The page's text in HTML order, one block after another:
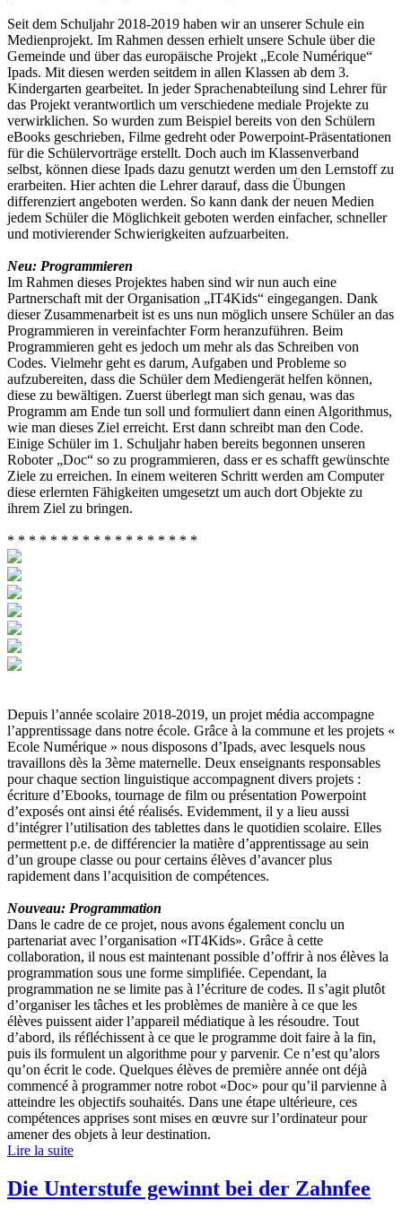
Seit dem Schuljahr 2018-2019 haben wir an unserer Schule ein
Medienprojekt. Im Rahmen dessen erhielt unsere Schule über die
Gemeinde und über das europäische Projekt „Ecole Numérique“
Ipads. Mit diesen werden seitdem in allen Klassen ab dem 3.
Kindergarten gearbeitet. In jeder Sprachenabteilung sind Lehrer für
das Projekt verantwortlich um verschiedene mediale Projekte zu
verwirklichen. So wurden zum Beispiel bereits von den Schülern
eBooks geschrieben, Filme gedreht oder Powerpoint-Präsentationen
für die Schülervorträge erstellt. Doch auch im Klassenverband
selbst, können diese Ipads dazu genutzt werden um den Lernstoff zu
erarbeiten. Hier achten die Lehrer darauf, dass die Übungen
differenziert angeboten werden. So kann dank der neuen Medien
jedem Schüler die Möglichkeit geboten werden einfacher, schneller
und motivierender Schwierigkeiten aufzuarbeiten.
Neu: Programmieren
Im Rahmen dieses Projektes haben sind wir nun auch eine
Partnerschaft mit der Organisation „IT4Kids“ eingegangen. Dank
dieser Zusammenarbeit ist es uns nun möglich unsere Schüler an das
Programmieren in vereinfachter Form heranzuführen. Beim
Programmieren geht es jedoch um mehr als das Schreiben von
Codes. Vielmehr geht es darum, Aufgaben und Probleme so
aufzubereiten, dass die Schüler dem Mediengerät helfen können,
diese zu bewältigen. Zuerst überlegt man sich genau, was das
Programm am Ende tun soll und formuliert dann einen Algorithmus,
wie man dieses Ziel erreicht. Erst dann schreibt man den Code.
Einige Schüler im 1. Schuljahr haben bereits begonnen unseren
Roboter „Doc“ so zu programmieren, dass er es schafft gewünschte
Ziele zu erreichen. In einem weiteren Schritt werden am Computer
diese erlernten Fähigkeiten umgesetzt um auch dort Objekte zu
ihrem Ziel zu bringen.
* * * * * * * * * * * * * * * * * *
Depuis l’année scolaire 2018-2019, un projet média accompagne
l’apprentissage dans notre école. Grâce à la commune et les projets «
Ecole Numérique » nous disposons d’Ipads, avec lesquels nous
travaillons dès la 3ème maternelle. Deux enseignants responsables
pour chaque section linguistique accompagnent divers projets :
écriture d’Ebooks, tournage de film ou présentation Powerpoint
d’exposés ont ainsi été réalisés. Evidemment, il y a lieu aussi
d’intégrer l’utilisation des tablettes dans le quotidien scolaire. Elles
permettent p.e. de différencier la matière d’apprentissage au sein
d’un groupe classe ou pour certains élèves d’avancer plus
rapidement dans l’acquisition de compétences.
Nouveau: Programmation
Dans le cadre de ce projet, nous avons également conclu un
partenariat avec l’organisation «IT4Kids». Grâce à cette
collaboration, il nous est maintenant possible d’offrir à nos élèves la
programmation sous une forme simplifiée. Cependant, la
programmation ne se limite pas à l’écriture de codes. Il s’agit plutôt
d’organiser les tâches et les problèmes de manière à ce que les
élèves puissent aider l’appareil médiatique à les résoudre. Tout
d’abord, ils réfléchissent à ce que le programme doit faire à la fin,
puis ils formulent un algorithme pour y parvenir. Ce n’est qu’alors
qu’on écrit le code. Quelques élèves de première année ont déjà
commencé à programmer notre robot «Doc» pour qu’il parvienne à
atteindre les objectifs souhaités. Dans une étape ultérieure, ces
compétences apprises sont mises en œuvre sur l’ordinateur pour
amener des objets à leur destination.
Lire la suite
Die Unterstufe gewinnt bei der Zahnfee